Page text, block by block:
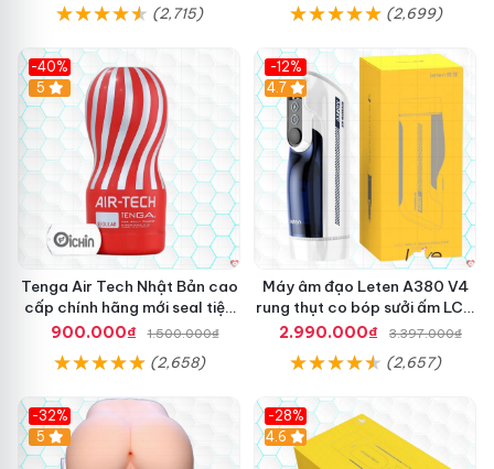
(2,715) (2,699)
-40%
Hot
5
Tenga Air Tech Nhật Bản cao
cấp chính hãng mới seal tiện
lợi
900.000₫ 1.500.000₫
(2,658)
-12%
Hot
4.7
Máy âm đạo Leten A380 V4
rung thụt co bóp sưởi ấm LCD
đẹp
2.990.000₫ 3.397.000₫
(2,657)
-32%
Hot
5
-28%
Hot
4.6